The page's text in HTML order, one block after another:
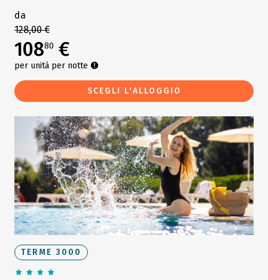
da
128,00 €
10880 €
per unità per notte
SCEGLI L'ALLOGGIO
TERME 3000